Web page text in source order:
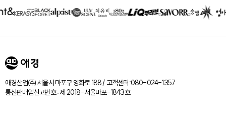
제휴회사
리스트
애경산업㈜ 서울시 마포구 양화로 188 / 고객센터:080-024-1357
통신판매업신고번호 : 제 2018-서울마포-1843호